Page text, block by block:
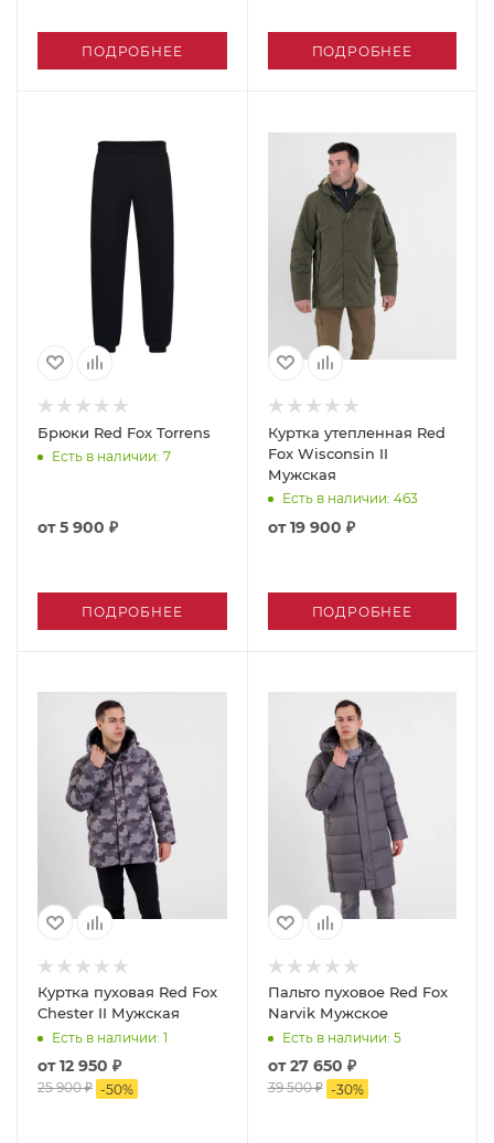
ПОДРОБНЕЕ ПОДРОБНЕЕ
Брюки Red Fox Torrens
Есть в наличии: 7
от5 900 ₽
ПОДРОБНЕЕ
Куртка утепленная Red
Fox Wisconsin II
Мужская
Есть в наличии: 463
от19 900 ₽
ПОДРОБНЕЕ
Куртка пуховая Red Fox
Chester II Мужская
Есть в наличии: 1
от12 950 ₽
25 900 ₽ -50%
Пальто пуховое Red Fox
Narvik Мужское
Есть в наличии: 5
от27 650 ₽
39 500 ₽ -30%